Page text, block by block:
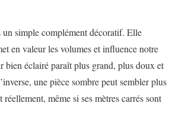
un simple complément décoratif. Elle
en valeur les volumes et influence notre
bien éclairé paraît plus grand, plus doux et
une pièce sombre peut sembler plus
réellement, même si ses mètres carrés sont